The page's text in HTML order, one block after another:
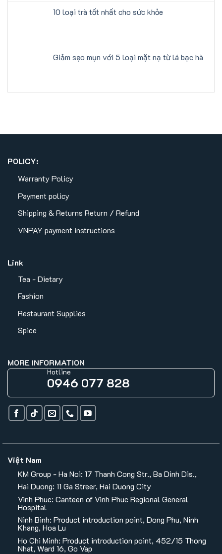
10 loại trà tốt nhất cho sức khỏe
Giảm sẹo mụn với 5 loại mặt nạ từ lá bạc hà
POLICY:
Warranty Policy
Payment policy
Shipping & Returns Return / Refund
VNPAY payment instructions
Link
Tea - Dietary
Fashion
Restaurant Supplies
Spice
MORE INFORMATION
Hotline
0946 077 828
Việt Nam
KM Group - Ha Noi: 17 Thanh Cong Str., Ba Dinh Dis.,
Hai Duong: 11 Ga Streer, Hai Duong City
Vinh Phuc: Canteen of Vinh Phuc Regional General
Hospital
Ninh Binh: Product introduction point, Dong Phu, Ninh
Khang, Hoa Lu
Ho Chi Minh: Product introduction point, 452/15 Thong
Nhat, Ward 16, Go Vap